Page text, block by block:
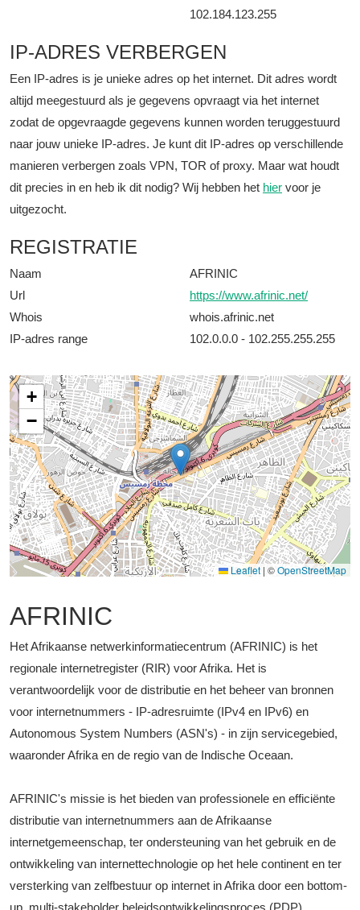
102.184.123.255
IP-ADRES VERBERGEN
Een IP-adres is je unieke adres op het internet. Dit adres wordt
altijd meegestuurd als je gegevens opvraagt via het internet
zodat de opgevraagde gegevens kunnen worden teruggestuurd
naar jouw unieke IP-adres. Je kunt dit IP-adres op verschillende
manieren verbergen zoals VPN, TOR of proxy. Maar wat houdt
dit precies in en heb ik dit nodig? Wij hebben het hier voor je
uitgezocht.
REGISTRATIE
Naam
AFRINIC
Url
https://www.afrinic.net/
Whois
whois.afrinic.net
IP-adres range
102.0.0.0 - 102.255.255.255
+
−
Leaflet | ©OpenStreetMap
AFRINIC
Het Afrikaanse netwerkinformatiecentrum (AFRINIC) is het
regionale internetregister (RIR) voor Afrika. Het is
verantwoordelijk voor de distributie en het beheer van bronnen
voor internetnummers - IP-adresruimte (IPv4 en IPv6) en
Autonomous System Numbers (ASN's) - in zijn servicegebied,
waaronder Afrika en de regio van de Indische Oceaan.
AFRINIC's missie is het bieden van professionele en efficiënte
distributie van internetnummers aan de Afrikaanse
internetgemeenschap, ter ondersteuning van het gebruik en de
ontwikkeling van internettechnologie op het hele continent en ter
versterking van zelfbestuur op internet in Afrika door een bottom-
up, multi-stakeholder beleidsontwikkelingsproces (PDP).